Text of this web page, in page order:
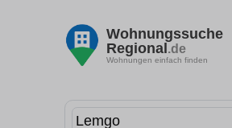
Wohnungssuche
Regional.de
Wohnungen einfach finden